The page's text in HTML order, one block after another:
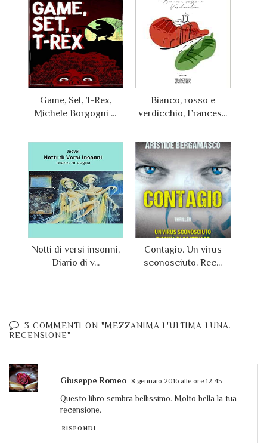
Game, Set, T-Rex,
Michele Borgogni ...
Bianco, rosso e
verdicchio, Frances...
Notti di versi insonni,
Diario di v...
Contagio. Un virus
sconosciuto. Rec...
3 COMMENTI ON "MEZZANIMA L'ULTIMA LUNA.
RECENSIONE"
Giuseppe Romeo 8 gennaio 2016 alle ore 12:45
Questo libro sembra bellissimo. Molto bella la tua
recensione.
RISPONDI